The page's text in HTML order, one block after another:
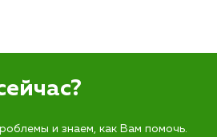
и знаем, как Вам помочь.